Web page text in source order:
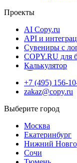
Проекты
AI Copy.ru
API и
Сувениры с
COPY.RU для
Калькулятор
+7 (495) 156-
zakaz@copy.ru
Москва
Екатеринбург
Нижний
Сочи